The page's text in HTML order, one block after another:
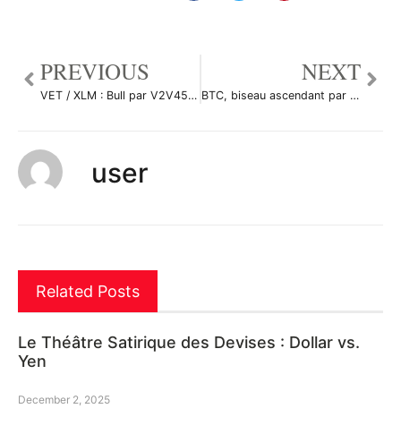
PREVIOUS
VET / XLM : Bull par V2V45AMG
NEXT
BTC, biseau ascendant par V2V45AMG
user
Related Posts
Le Théâtre Satirique des Devises : Dollar vs.
Yen
December 2, 2025